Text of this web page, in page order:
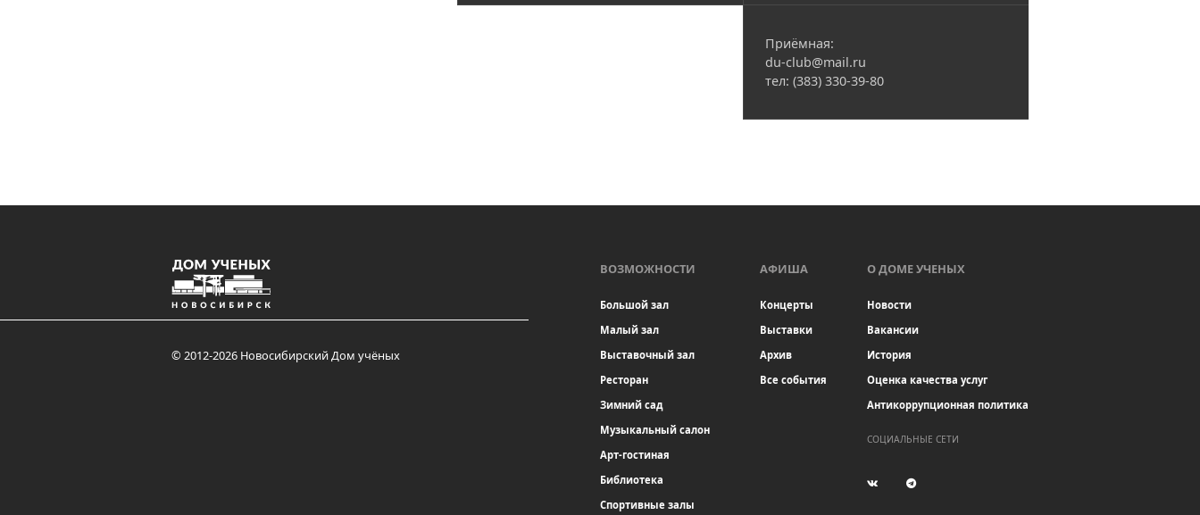
Приёмная:
du-club@mail.ru
тел: (383) 330-39-80
© 2012-2026 Новосибирский Дом учёных
ВОЗМОЖНОСТИ
Большой зал
Малый зал
Выставочный зал
Ресторан
Зимний сад
Музыкальный салон
Арт-гостиная
Библиотека
Спортивные залы
АФИША
Концерты
Выставки
Архив
Все события
О ДОМЕ УЧЕНЫХ
Новости
Вакансии
История
Оценка качества услуг
Антикоррупционная политика
СОЦИАЛЬНЫЕ СЕТИ
(current)(current)